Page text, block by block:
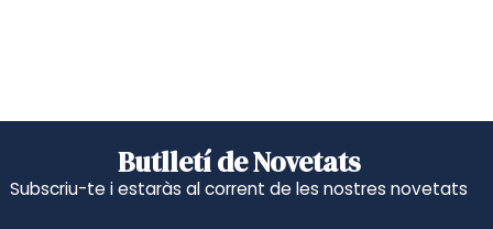
Butlletí de Novetats
Subscriu-te i estaràs al corrent de les nostres novetats